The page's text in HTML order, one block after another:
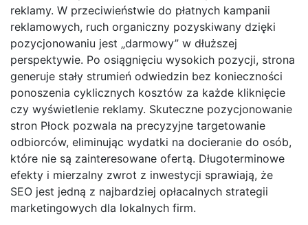
reklamy. W przeciwieństwie do płatnych kampanii
reklamowych, ruch organiczny pozyskiwany dzięki
pozycjonowaniu jest „darmowy” w dłuższej
perspektywie. Po osiągnięciu wysokich pozycji, strona
generuje stały strumień odwiedzin bez konieczności
ponoszenia cyklicznych kosztów za każde kliknięcie
czy wyświetlenie reklamy. Skuteczne pozycjonowanie
stron Płock pozwala na precyzyjne targetowanie
odbiorców, eliminując wydatki na docieranie do osób,
które nie są zainteresowane ofertą. Długoterminowe
efekty i mierzalny zwrot z inwestycji sprawiają, że
SEO jest jedną z najbardziej opłacalnych strategii
marketingowych dla lokalnych firm.